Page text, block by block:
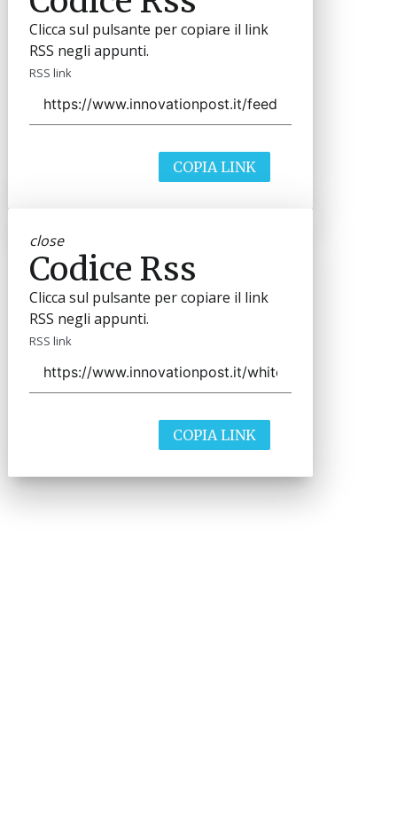
Clicca sul pulsante per copiare il link
RSS negli appunti.
RSS link
COPIA LINK
close
Codice Rss
Clicca sul pulsante per copiare il link
RSS negli appunti.
RSS link
COPIA LINK